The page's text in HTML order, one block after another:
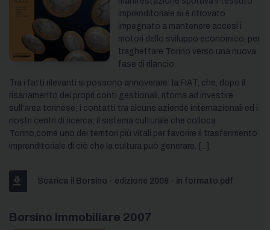
imprenditoriale si è ritrovato
impegnato a mantenere accesi i
motori dello sviluppo economico, per
traghettare Torino verso una nuova
fase di rilancio.
Tra i fatti rilevanti si possono annoverare: la FIAT, che, dopo il
risanamento dei propri conti gestionali, ritorna ad investire
sull’area torinese; i contatti tra alcune aziende internazionali ed i
nostri centri di ricerca; il sistema culturale che colloca
Torino,come uno dei territori più vitali per favorire il trasferimento
imprenditoriale di ciò che la cultura può generare. [...]
Scarica il Borsino - edizione 2008 - in formato pdf
Borsino Immobiliare 2007